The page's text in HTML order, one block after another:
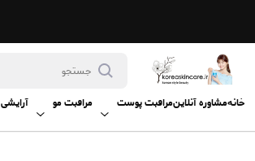
خانهمشاوره آنلاینمراقبت پوست مراقبت مو آرایشی